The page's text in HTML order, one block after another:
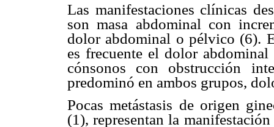
Las manifestaciones clínicas
son masa abdominal con
dolor abdominal o pélvico (6).
es frecuente el dolor
cónsonos con obstrucción
predominó en ambos grupos,
Pocas metástasis de origen
(1), representan la